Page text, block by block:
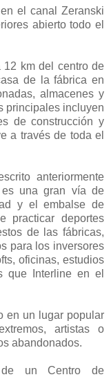
el canal Zeranski
abierto todo el
12 km del centro de
de la fábrica en
almacenes y
principales incluyen
de construcción y
a través de toda el
anteriormente
una gran vía de
y el embalse de
practicar deportes
de las fábricas,
para los inversores
oficinas, estudios
que Interline en el
en un lugar popular
artistas o
abandonados.
un Centro de